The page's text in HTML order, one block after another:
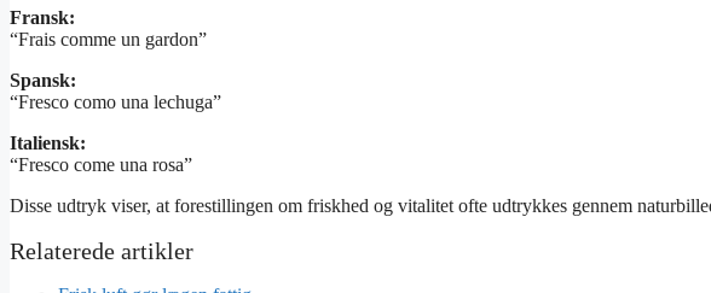
Fransk:
“Frais comme un gardon”
Spansk:
“Fresco como una lechuga”
Italiensk:
“Fresco come una rosa”
Disse udtryk viser, at forestillingen om friskhed og vitalitet ofte udtrykkes gennem